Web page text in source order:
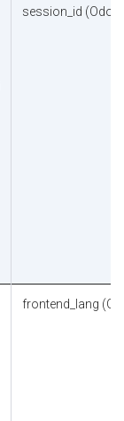
session_id
frontend_lang